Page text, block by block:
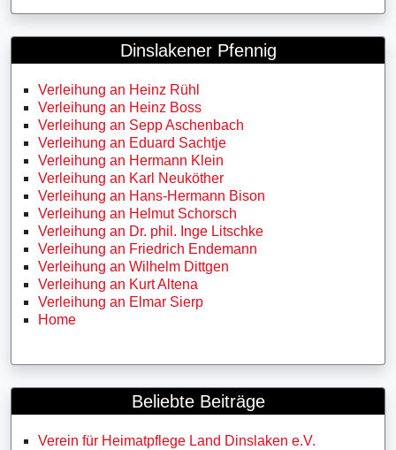
Dinslakener Pfennig
Verleihung an Heinz Rühl
Verleihung an Heinz Boss
Verleihung an Sepp Aschenbach
Verleihung an Eduard Sachtje
Verleihung an Hermann Klein
Verleihung an Karl Neuköther
Verleihung an Hans-Hermann Bison
Verleihung an Helmut Schorsch
Verleihung an Dr. phil. Inge Litschke
Verleihung an Friedrich Endemann
Verleihung an Wilhelm Dittgen
Verleihung an Kurt Altena
Verleihung an Elmar Sierp
Home
Beliebte Beiträge
Verein für Heimatpflege Land Dinslaken e.V.